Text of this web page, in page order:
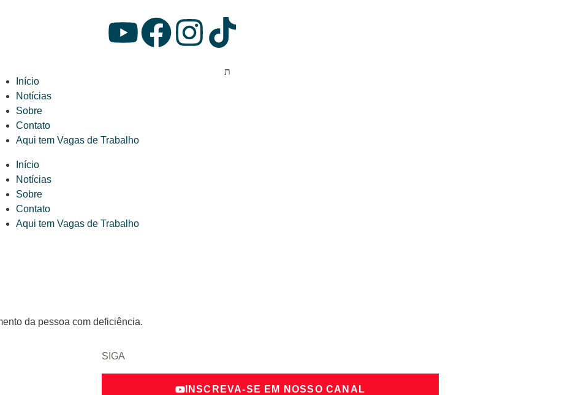
Início
Notícias
Sobre
Contato
Aqui tem Vagas de Trabalho
Início
Notícias
Sobre
Contato
Aqui tem Vagas de Trabalho
da pessoa com deficiência.
SIGA
INSCREVA-SE EM NOSSO CANAL